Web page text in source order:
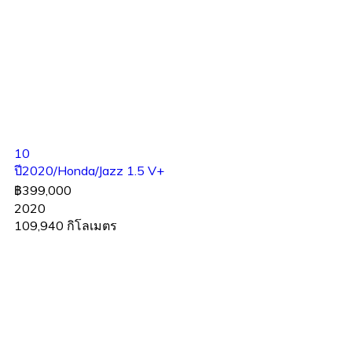
10
ปี2020/Honda/Jazz 1.5 V+
฿399,000
2020
109,940 กิโลเมตร